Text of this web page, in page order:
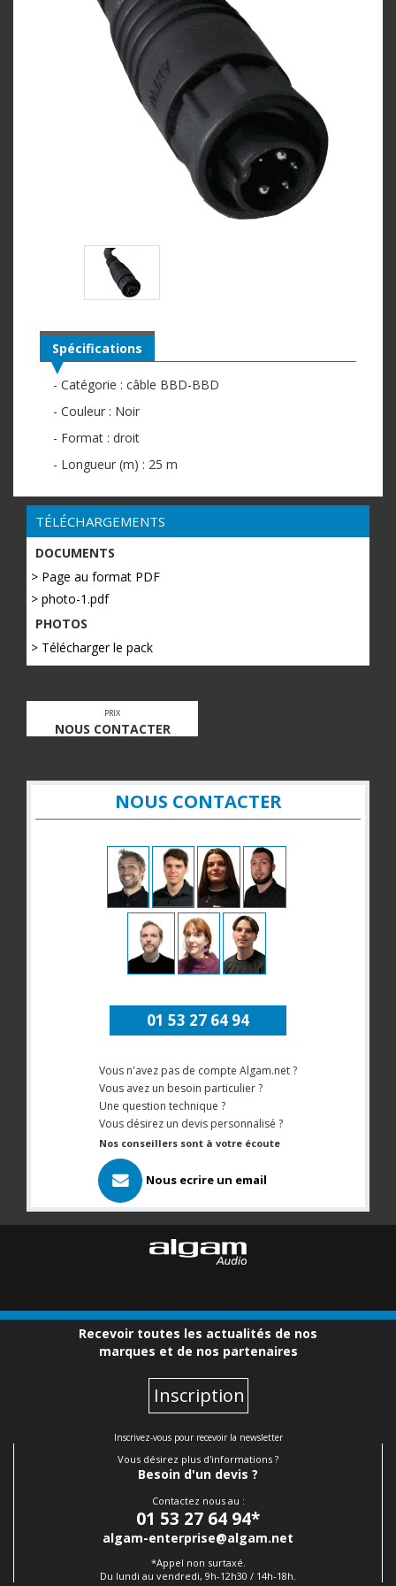
Spécifications
- Catégorie : câble BBD-BBD
- Couleur : Noir
- Format : droit
- Longueur (m) : 25 m
TÉLÉCHARGEMENTS
DOCUMENTS
> Page au format PDF
> photo-1.pdf
PHOTOS
> Télécharger le pack
PRIX
NOUS CONTACTER
NOUS CONTACTER
01 53 27 64 94
Vous n'avez pas de compte Algam.net ?
Vous avez un besoin particulier ?
Une question technique ?
Vous désirez un devis personnalisé ?
Nos conseillers sont à votre écoute
Nous ecrire un email
Recevoir toutes les actualités de nos
marques et de nos partenaires
Inscription
Inscrivez-vous pour recevoir la newsletter
Vous désirez plus d'informations ?
Besoin d'un devis ?
Contactez nous au :
01 53 27 64 94*
algam-enterprise@algam.net
*Appel non surtaxé.
Du lundi au vendredi, 9h-12h30 / 14h-18h.